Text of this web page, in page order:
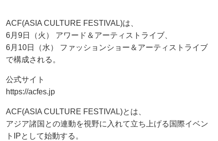
ACF(ASIA CULTURE FESTIVAL)は、
6月9日（火） アワード＆アーティストライブ、
6月10日（水） ファッションショー＆アーティストライブ
で構成される。
公式サイト
https://acfes.jp
ACF(ASIA CULTURE FESTIVAL)とは、
アジア諸国との連動を視野に入れて立ち上げる国際イベン
トIPとして始動する。